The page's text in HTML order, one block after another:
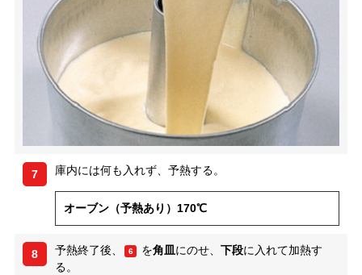
7 庫内には何も入れず、予熱する。
オーブン（予熱あり）170℃
8 予熱終了後、 6 を角皿にのせ、 下段に入れて加熱す
る。